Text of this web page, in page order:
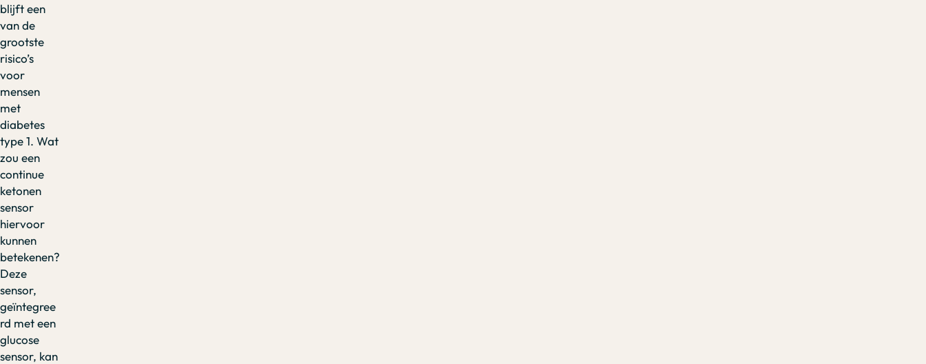
blijft een
van de
grootste
risico’s
voor
mensen
met
diabetes
type 1. Wat
zou een
continue
ketonen
sensor
hiervoor
kunnen
betekenen?
Deze
sensor,
geïntegree
rd met een
glucose
sensor, kan